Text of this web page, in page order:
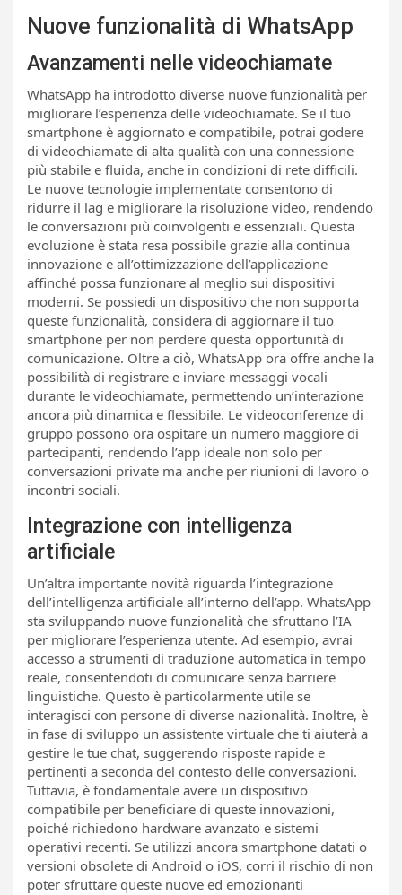
Nuove funzionalità di WhatsApp
Avanzamenti nelle videochiamate
WhatsApp ha introdotto diverse nuove funzionalità per
migliorare l’esperienza delle videochiamate. Se il tuo
smartphone è aggiornato e compatibile, potrai godere
di videochiamate di alta qualità con una connessione
più stabile e fluida, anche in condizioni di rete difficili.
Le nuove tecnologie implementate consentono di
ridurre il lag e migliorare la risoluzione video, rendendo
le conversazioni più coinvolgenti e essenziali. Questa
evoluzione è stata resa possibile grazie alla continua
innovazione e all’ottimizzazione dell’applicazione
affinché possa funzionare al meglio sui dispositivi
moderni. Se possiedi un dispositivo che non supporta
queste funzionalità, considera di aggiornare il tuo
smartphone per non perdere questa opportunità di
comunicazione. Oltre a ciò, WhatsApp ora offre anche la
possibilità di registrare e inviare messaggi vocali
durante le videochiamate, permettendo un’interazione
ancora più dinamica e flessibile. Le videoconferenze di
gruppo possono ora ospitare un numero maggiore di
partecipanti, rendendo l’app ideale non solo per
conversazioni private ma anche per riunioni di lavoro o
incontri sociali.
Integrazione con intelligenza
artificiale
Un’altra importante novità riguarda l’integrazione
dell’intelligenza artificiale all’interno dell’app. WhatsApp
sta sviluppando nuove funzionalità che sfruttano l’IA
per migliorare l’esperienza utente. Ad esempio, avrai
accesso a strumenti di traduzione automatica in tempo
reale, consentendoti di comunicare senza barriere
linguistiche. Questo è particolarmente utile se
interagisci con persone di diverse nazionalità. Inoltre, è
in fase di sviluppo un assistente virtuale che ti aiuterà a
gestire le tue chat, suggerendo risposte rapide e
pertinenti a seconda del contesto delle conversazioni.
Tuttavia, è fondamentale avere un dispositivo
compatibile per beneficiare di queste innovazioni,
poiché richiedono hardware avanzato e sistemi
operativi recenti. Se utilizzi ancora smartphone datati o
versioni obsolete di Android o iOS, corri il rischio di non
poter sfruttare queste nuove ed emozionanti